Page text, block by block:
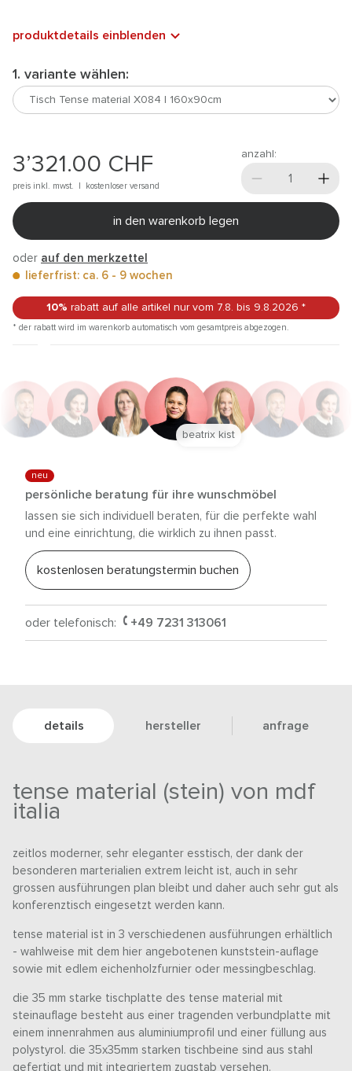
produktdetails einblenden
1. variante wählen:
3’321.00 CHF
preis inkl. mwst. | kostenloser versand
anzahl:
in den warenkorb legen
oder auf den merkzettel
lieferfrist: ca. 6 - 9 wochen
10% rabatt auf alle artikel nur vom 7.8. bis 9.8.2026 *
* der rabatt wird im warenkorb automatisch vom gesamtpreis abgezogen.
neu
persönliche beratung für ihre wunschmöbel
lassen sie sich individuell beraten, für die perfekte wahl
und eine einrichtung, die wirklich zu ihnen passt.
kostenlosen beratungstermin buchen
oder telefonisch: +49 7231 313061
beatrix kist
details hersteller anfrage
tense material (stein) von mdf
italia
zeitlos moderner, sehr eleganter esstisch, der dank der
besonderen marterialien extrem leicht ist, auch in sehr
grossen ausführungen plan bleibt und daher auch sehr gut als
konferenztisch eingesetzt werden kann.
tense material ist in 3 verschiedenen ausführungen erhältlich
- wahlweise mit dem hier angebotenen kunststein-auflage
sowie mit edlem eichenholzfurnier oder messingbeschlag.
die 35 mm starke tischplatte des tense material mit
steinauflage besteht aus einer tragenden verbundplatte mit
einem innenrahmen aus aluminiumprofil und einer füllung aus
polystyrol. die 35x35mm starken tischbeine sind aus stahl
gefertigt und mit integriertem zugstab versehen.